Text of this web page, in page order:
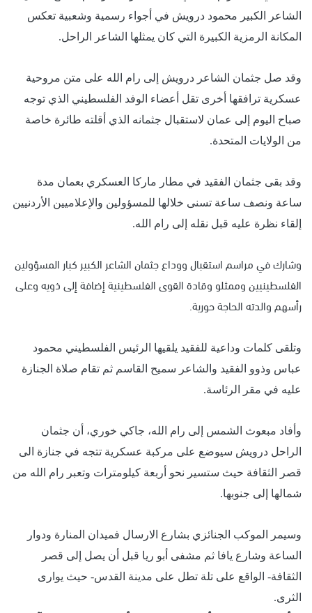
الشاعر الكبير محمود درويش في أجواء رسمية وشعبية تعكس
المكانة الرمزية الكبيرة التي كان يمثلها الشاعر الراحل.
وقد صل جثمان الشاعر درويش إلى رام الله على متن مروحية
عسكرية ترافقها أخرى تقل أعضاء الوفد الفلسطيني الذي توجه
صباح اليوم إلى عمان لاستقبال جثمانه الذي أقلته طائرة خاصة
من الولايات المتحدة.
وقد بقى جثمان الفقيد في مطار ماركا العسكري بعمان مدة
ساعة ونصف ساعة تسنى خلالها للمسؤولين والإعلاميين الأردنيين
إلقاء نظرة عليه قبل نقله إلى رام الله.
وشارك في مراسم استقبال ووداع جثمان الشاعر الكبير كبار المسؤولين
الفلسطينيين وممثلو وقادة القوى الفلسطينية إضافة إلى ذويه وعلى
رأسهم والدته الحاجة حورية.
وتلقى كلمات وداعية للفقيد يلقيها الرئيس الفلسطيني محمود
عباس وذوو الفقيد والشاعر سميح القاسم ثم تقام صلاة الجنازة
عليه في مقر الرئاسة.
وأفاد مبعوث الشمس إلى رام الله، جاكي خوري، أن جثمان
الراحل درويش سيوضع على مركبة عسكرية تتجه في جنازة الى
قصر الثقافة حيث ستسير نحو أربعة كيلومترات وتعبر رام الله من
شمالها إلى جنوبها.
وسيمر الموكب الجنائزي بشارع الارسال فميدان المنارة ودوار
الساعة وشارع يافا ثم مشفى أبو ريا قبل أن يصل إلى قصر
الثقافة- الواقع على تلة تطل على مدينة القدس- حيث يوارى
الثرى.